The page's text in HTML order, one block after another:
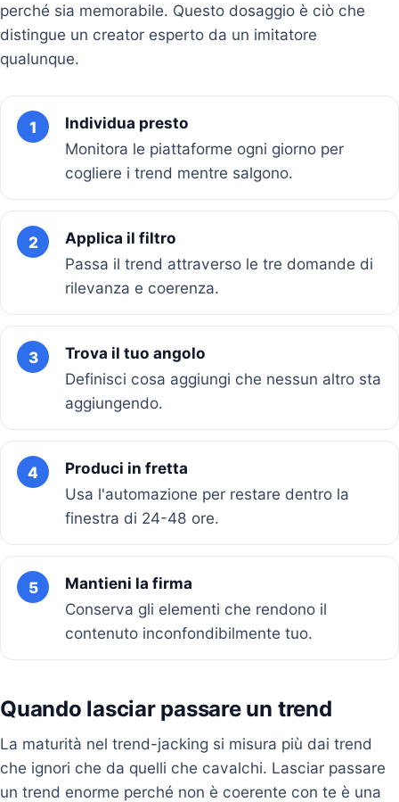
perché sia memorabile. Questo dosaggio è ciò che
distingue un creator esperto da un imitatore
qualunque.
1
Individua presto
Monitora le piattaforme ogni giorno per
cogliere i trend mentre salgono.
2
Applica il filtro
Passa il trend attraverso le tre domande di
rilevanza e coerenza.
3
Trova il tuo angolo
Definisci cosa aggiungi che nessun altro sta
aggiungendo.
4
Produci in fretta
Usa l'automazione per restare dentro la
finestra di 24-48 ore.
5
Mantieni la firma
Conserva gli elementi che rendono il
contenuto inconfondibilmente tuo.
Quando lasciar passare un trend
La maturità nel trend-jacking si misura più dai trend
che ignori che da quelli che cavalchi. Lasciar passare
un trend enorme perché non è coerente con te è una